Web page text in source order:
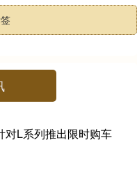
对L系列推出限时购车